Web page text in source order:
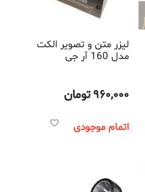
لیزر متن و تصویر الکت
مدل 160 آر جی
960,000تومان
اتمام موجودی